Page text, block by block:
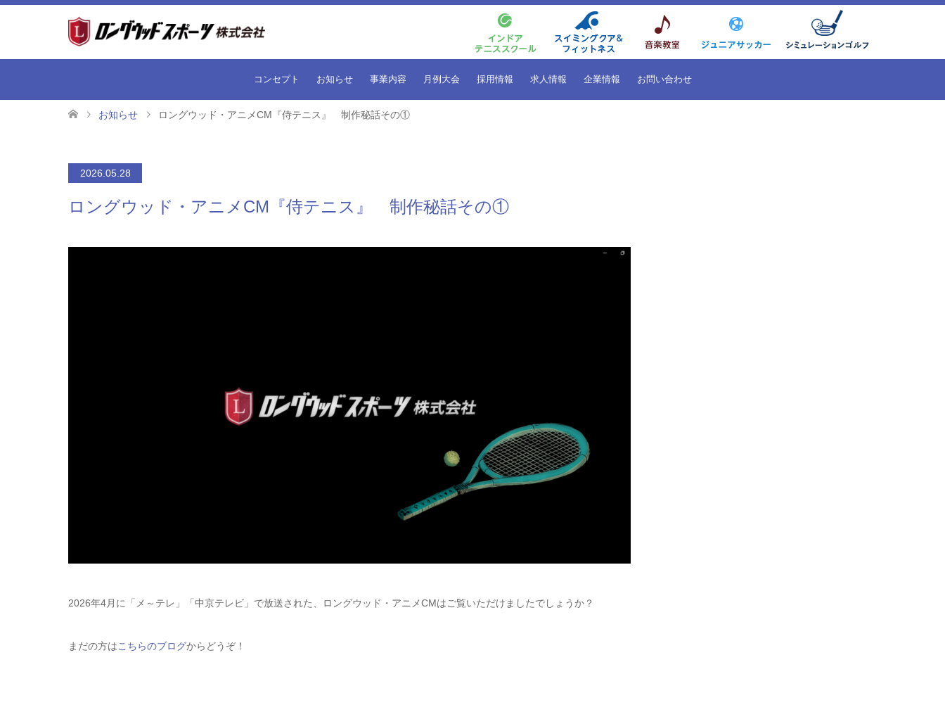
コンセプト お知らせ 事業内容 月例大会 採用情報 求人情報 企業情報 お問い合わせ
お知らせ ロングウッド・アニメCM『侍テニス』 制作秘話その①
2026.05.28
ロングウッド・アニメCM『侍テニス』 制作秘話その①
2026年4月に「メ～テレ」「中京テレビ」で放送された、ロングウッド・アニメCMはご覧いただけましたでしょうか？
まだの方はこちらのブログからどうぞ！